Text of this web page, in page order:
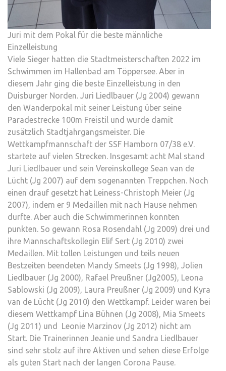
Juri mit dem Pokal für die beste männliche
Einzelleistung
Viele Sieger hatten die Stadtmeisterschaften 2022 im
Schwimmen im Hallenbad am Töppersee. Aber in
diesem Jahr ging die beste Einzelleistung in den
Duisburger Norden. Juri Liedlbauer (Jg 2004) gewann
den Wanderpokal mit seiner Leistung über seine
Paradestrecke 100m Freistil und wurde damit
zusätzlich Stadtjahrgangsmeister. Die
Wettkampfmannschaft der SSF Hamborn 07/38 e.V.
startete auf vielen Strecken. Insgesamt acht Mal stand
Juri Liedlbauer und sein Vereinskollege Sean van de
Lücht (Jg 2007) auf dem sogenannten Treppchen. Noch
einen drauf gesetzt hat Leiness-Christoph Meier (Jg
2007), indem er 9 Medaillen mit nach Hause nehmen
durfte. Aber auch die Schwimmerinnen konnten
punkten. So gewann Rosa Rosendahl (Jg 2009) drei und
ihre Mannschaftskollegin Elif Sert (Jg 2010) zwei
Medaillen. Mit tollen Leistungen und teils neuen
Bestzeiten beendeten Mandy Smeets (Jg 1998), Jolien
Liedlbauer (Jg 2000), Rafael Preußner (Jg2005), Leona
Sablowski (Jg 2009), Laura Preußner (Jg 2009) und Kyra
van de Lücht (Jg 2010) den Wettkampf. Leider waren bei
diesem Wettkampf Lina Bühnen (Jg 2008), Mia Smeets
(Jg 2011) und Leonie Marzinov (Jg 2012) nicht am
Start. Die Trainerinnen Jeanie und Sandra Liedlbauer
sind sehr stolz auf ihre Aktiven und sehen diese Erfolge
als guten Start nach der langen Corona Pause.